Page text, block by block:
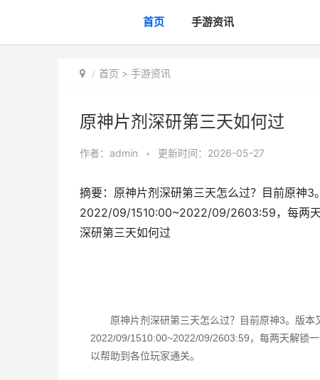
首页 手游资讯
首页 > 手游资讯
原神片剂深研第三天如何过
作者： admin • 更新时间：2026-05-27
摘要：原神片剂深研第三天怎么过？目前原神3
2022/09/1510:00~2022/09/2603:59，每两天
深研第三天如何过
原神片剂深研第三天怎么过？目前原神3。版本
2022/09/1510:00~2022/09/2603:59，每两天解锁
以帮助到各位玩家通关。